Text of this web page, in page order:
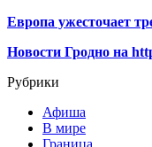
Европа ужесточает
Новости Гродно на
Рубрики
Афиша
В мире
Граница